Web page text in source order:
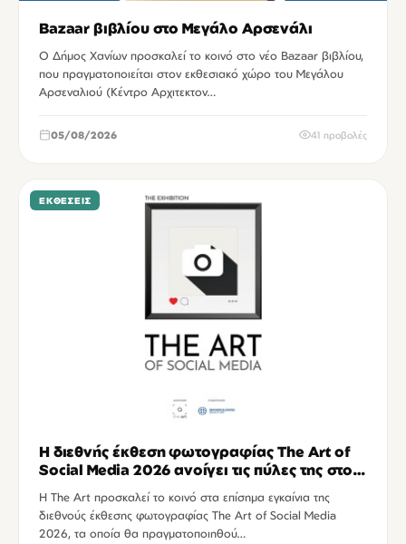
Bazaar βιβλίου στο Μεγάλο Αρσενάλι
Ο Δήμος Χανίων προσκαλεί το κοινό στο νέο Bazaar βιβλίου,
που πραγματοποιείται στον εκθεσιακό χώρο του Μεγάλου
Αρσεναλιού (Κέντρο Αρχιτεκτον…
05/08/2026 41 προβολές
ΕΚΘΈΣΕΙΣ
Η διεθνής έκθεση φωτογραφίας The Art of
Social Media 2026 ανοίγει τις πύλες της στο
Η The Art προσκαλεί το κοινό στα επίσημα εγκαίνια της
διεθνούς έκθεσης φωτογραφίας The Art of Social Media
2026, τα οποία θα πραγματοποιηθού…